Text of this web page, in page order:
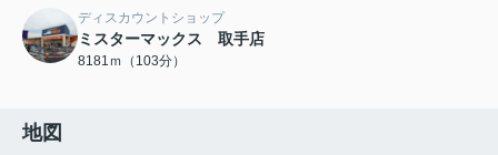
ディスカウントショップ
ミスターマックス 取手店
8181ｍ（103分）
地図